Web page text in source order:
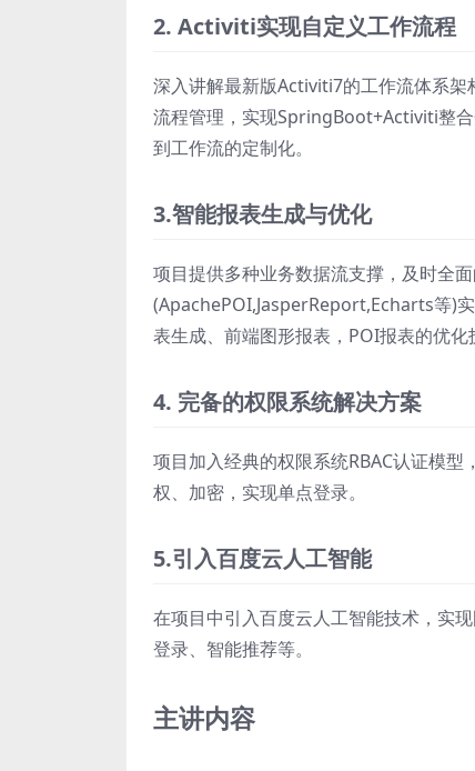
2. Activiti实现自定义工作流程
深入讲解最新版Activiti7的工作流体系
流程管理，实现SpringBoot+Activiti整
到工作流的定制化。
3.智能报表生成与优化
项目提供多种业务数据流支撑，及时全
(ApachePOI,JasperReport,Echarts等)
表生成、前端图形报表，POI报表的优化
4. 完备的权限系统解决方案
项目加入经典的权限系统RBAC认证模
权、加密，实现单点登录。
5.引入百度云人工智能
在项目中引入百度云人工智能技术，实
登录、智能推荐等。
主讲内容